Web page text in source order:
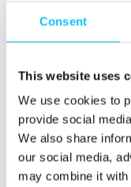
Consent
This website uses
We use cookies to
provide social
We also share
our social media,
may combine it with
toimeentulo
täytyy
Suomeen